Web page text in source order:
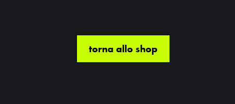
torna allo shop